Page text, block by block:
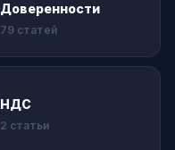
Доверенности
79 статей
НДС
2 статьи